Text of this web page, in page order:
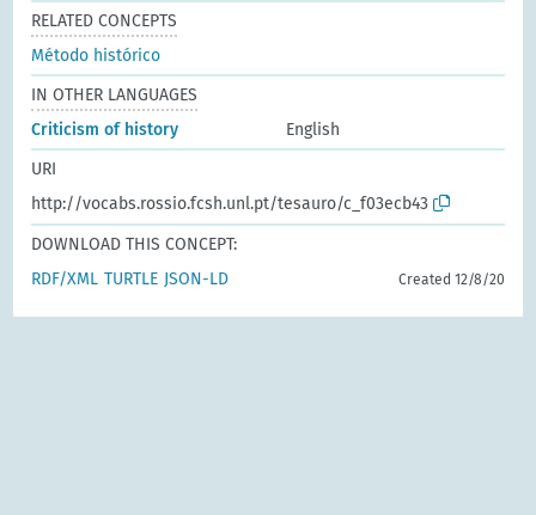
RELATED CONCEPTS
Método histórico
IN OTHER LANGUAGES
Criticism of history
English
URI
http://vocabs.rossio.fcsh.unl.pt/tesauro/c_f03ecb43
DOWNLOAD THIS CONCEPT:
RDF/XML TURTLE JSON-LD Created 12/8/20